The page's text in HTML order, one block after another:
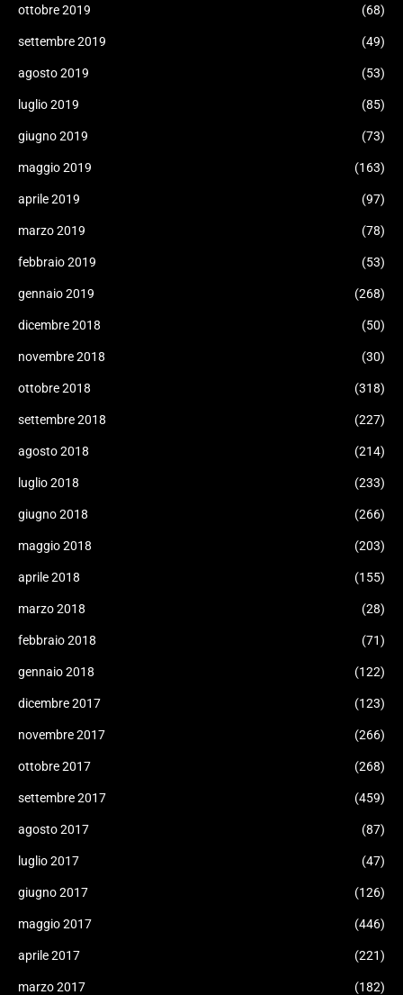
ottobre 2019 (68)
settembre 2019 (49)
agosto 2019 (53)
luglio 2019 (85)
giugno 2019 (73)
maggio 2019 (163)
aprile 2019 (97)
marzo 2019 (78)
febbraio 2019 (53)
gennaio 2019 (268)
dicembre 2018 (50)
novembre 2018 (30)
ottobre 2018 (318)
settembre 2018 (227)
agosto 2018 (214)
luglio 2018 (233)
giugno 2018 (266)
maggio 2018 (203)
aprile 2018 (155)
marzo 2018 (28)
febbraio 2018 (71)
gennaio 2018 (122)
dicembre 2017 (123)
novembre 2017 (266)
ottobre 2017 (268)
settembre 2017 (459)
agosto 2017 (87)
luglio 2017 (47)
giugno 2017 (126)
maggio 2017 (446)
aprile 2017 (221)
marzo 2017 (182)